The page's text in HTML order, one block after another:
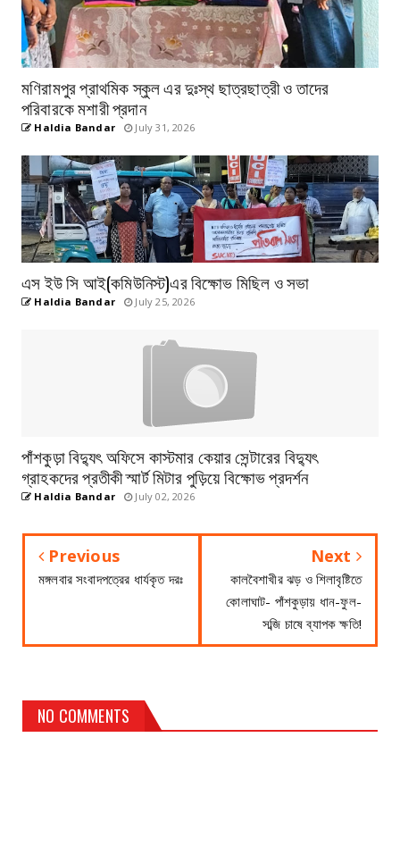
মণিরামপুর প্রাথমিক স্কুল এর দুঃস্থ ছাত্রছাত্রী ও তাদের
পরিবারকে মশারী প্রদান
Haldia Bandar July 31, 2026
এস ইউ সি আই(কমিউনিস্ট)এর বিক্ষোভ মিছিল ও সভা
Haldia Bandar July 25, 2026
পাঁশকুড়া বিদ্যুৎ অফিসে কাস্টমার কেয়ার সেন্টারের বিদ্যুৎ
গ্রাহকদের প্রতীকী স্মার্ট মিটার পুড়িয়ে বিক্ষোভ প্রদর্শন
Haldia Bandar July 02, 2026
Previous
মঙ্গলবার সংবাদপত্রের ধার্যকৃত দরঃ
Next
কালবৈশাখীর ঝড় ও শিলাবৃষ্টিতে
কোলাঘাট- পাঁশকুড়ায় ধান-ফুল-
সব্জি চাষে ব্যাপক ক্ষতি!
NO COMMENTS